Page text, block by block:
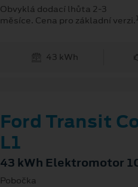
Obvyklá dodací lhůta 2-3
měsíce. Cena pro základní verzi.1
43 kWh
Ford Transit
L1
43 kWh Elektromotor
Pobočka